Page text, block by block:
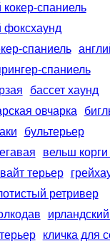
спаниель
фоксхаунд
спаниель
спаниель
бассет хаунд
овчарка
бультерьер
вельш корги
терьер
ретривер
кличка для